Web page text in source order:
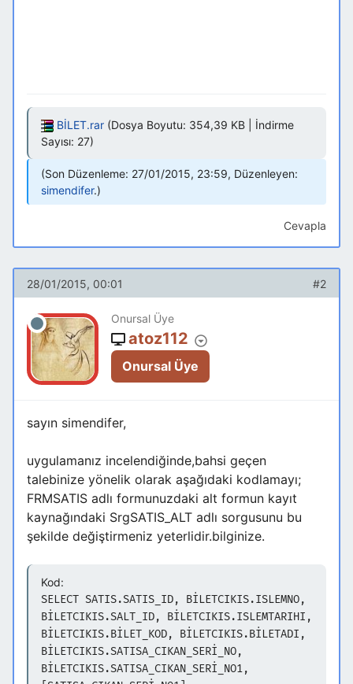
BİLET.rar(Dosya Boyutu: 354,39 KB | İndirme
Sayısı: 27)
Son Düzenleme: 27/01/2015, 23:59, Düzenleyen:
simendifer.
Cevapla
28/01/2015, 00:01 #2
Onursal Üye
atoz112
Onursal Üye
sayın simendifer,
uygulamanız incelendiğinde,bahsi geçen
talebinize yönelik olarak aşağıdaki kodlamayı;
FRMSATIS adlı formunuzdaki alt formun kayıt
kaynağındaki SrgSATIS_ALT adlı sorgusunu bu
şekilde değiştirmeniz yeterlidir.bilginize.
Kod:
SELECT SATIS.SATIS_ID, BİLETCIKIS.ISLEMNO,
BİLETCIKIS.SALT_ID, BİLETCIKIS.ISLEMTARIHI,
BİLETCIKIS.BİLET_KOD, BİLETCIKIS.BİLETADI,
BİLETCIKIS.SATISA_CIKAN_SERİ_NO,
BİLETCIKIS.SATISA_CIKAN_SERİ_NO1,